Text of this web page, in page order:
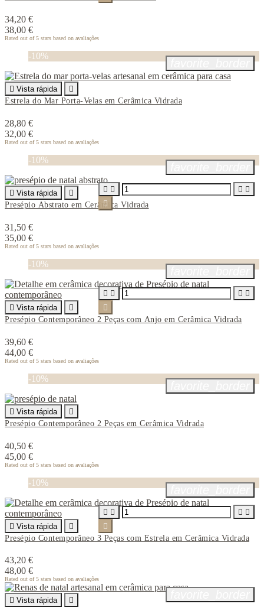
34,20 €
38,00 €
Rated out of 5 stars based on avaliações
-10%
 Vista rápida

Estrela do Mar Porta-Velas em Cerâmica Vidrada
28,80 €
32,00 €
Rated out of 5 stars based on avaliações
-10%
 Vista rápida

Presépio Abstrato em Cerâmica Vidrada
31,50 €
35,00 €
Rated out of 5 stars based on avaliações
   

-10%
 Vista rápida

Presépio Contemporâneo 2 Peças com Anjo em Cerâmica Vidrada
39,60 €
44,00 €
Rated out of 5 stars based on avaliações
   

-10%
 Vista rápida

Presépio Contemporâneo 2 Peças em Cerâmica Vidrada
40,50 €
45,00 €
Rated out of 5 stars based on avaliações
-10%
 Vista rápida

Presépio Contemporâneo 3 Peças com Estrela em Cerâmica Vidrada
43,20 €
48,00 €
Rated out of 5 stars based on avaliações
   

 Vista rápida
